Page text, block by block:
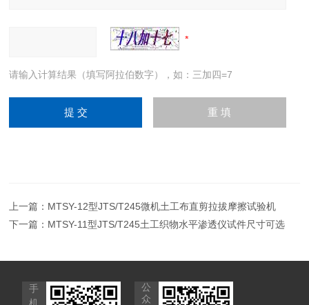
请输入计算结果（填写阿拉伯数字），如：三加四=7
上一篇： MTSY-12型JTS/T245微机土工布直剪拉拔摩擦试验机
下一篇： MTSY-11型JTS/T245土工织物水平渗透仪试件尺寸可选
手
公
众